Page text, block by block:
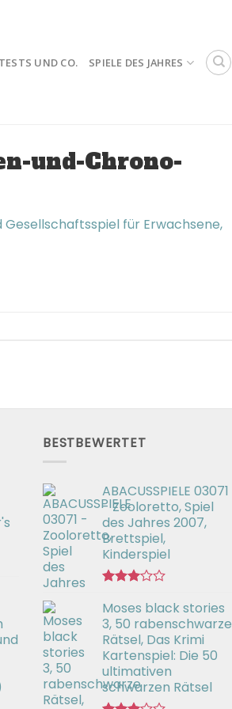
UND CO. SPIELE DES JAHRES
und-Chrono-
Gesellschaftsspiel für Erwachsene,
BESTBEWERTET
ABACUSSPIELE 03071
- Zooloretto, Spiel
des Jahres 2007,
Brettspiel,
Kinderspiel
mit
3.02
von 5
Moses black stories
3, 50 rabenschwarze
Rätsel, Das Krimi
Kartenspiel: Die 50
ultimativen
schwarzen Rätsel